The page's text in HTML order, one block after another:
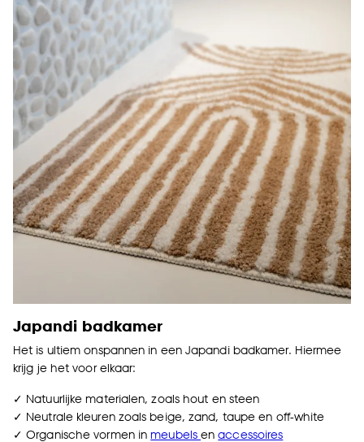
Japandi badkamer
Het is ultiem onspannen in een Japandi badkamer. Hiermee
krijg je het voor elkaar:
✓ Natuurlijke materialen, zoals hout en steen
✓ Neutrale kleuren zoals beige, zand, taupe en off-white
✓ Organische vormen inmeubels enaccessoires